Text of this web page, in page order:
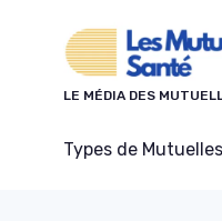
LE MÉDIA DES
Types de